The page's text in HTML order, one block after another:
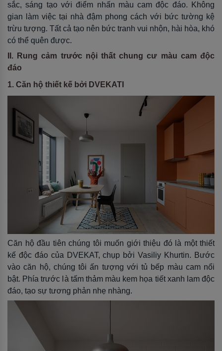
sắc, sáng tạo với điểm nhấn màu cam độc đáo. Không
gian làm việc tại nhà đậm phong cách với bức tường kệ
trừu tượng. Tất cả tạo nên bức tranh vui nhộn, hài hòa, khó
có thể quên được.
II. Rung cảm trước nội thất chung cư màu cam độc
đáo
1. Căn hộ thiết kế bởi DVEKATI
Căn hộ đầu tiên chúng tôi muốn giới thiệu đó là một thiết
kế độc đáo của DVEKAT, chụp bởi Vasiliy Khurtin. Bước
vào căn hộ, chúng tôi ấn tượng với tủ bếp màu cam nổi
bật. Phía trước là tấm thảm màu kem họa tiết xanh lam độc
đáo, tạo sự tương phản nhẹ nhàng.